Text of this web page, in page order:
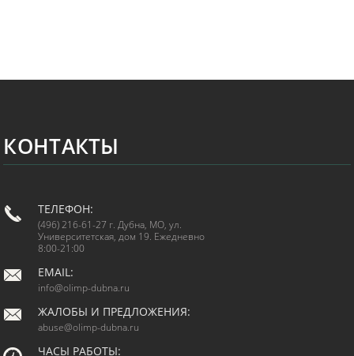
КОНТАКТЫ
ТЕЛЕФОН:
(496) 216-61-27 г. Дубна, МО, ул.
Университетская, дом 19. Ежедневно
8:00-21:00
EMAIL:
info@olimp-dubna.ru
ЖАЛОБЫ И ПРЕДЛОЖЕНИЯ:
abuse@olimp-dubna.ru
ЧАСЫ РАБОТЫ: